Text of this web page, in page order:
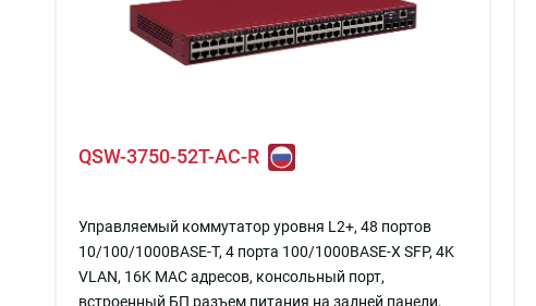
QSW-3750-52T-AC-R
Управляемый коммутатор уровня L2+, 48 портов
10/100/1000BASE-T, 4 порта 100/1000BASE-X SFP, 4K
VLAN, 16K MAC адресов, консольный порт,
встроенный БП разъем питания на задней панели,